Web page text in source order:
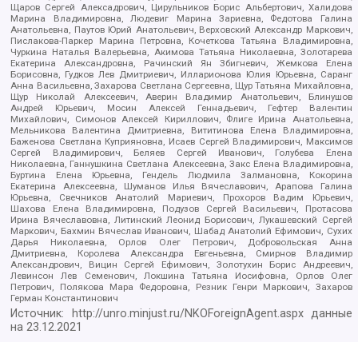
Щаров Сергей Алексадрович, Цирульников Борис Альбертович, Халидова
Марина Владимировна, Людевиг Марина Зариевна, Федотова Галина
Анатольевна, Паутов Юрий Анатольевич, Верховский Александр Маркович,
Пислакова-Паркер Марина Петровна, Кочеткова Татьяна Владимировна,
Чуркина Наталья Валерьевна, Акимова Татьяна Николаевна, Золотарева
Екатерина Александровна, Рачинский Ян Збигневич, Жемкова Елена
Борисовна, Гудков Лев Дмитриевич, Илларионова Юлия Юрьевна, Саранг
Анна Васильевна, Захарова Светлана Сергеевна, Щур Татьяна Михайловна,
Щур Николай Алексеевич, Аверин Владимир Анатольевич, Блинушов
Андрей Юрьевич, Мосин Алексей Геннадьевич, Гефтер Валентин
Михайлович, Симонов Алексей Кириллович, Флиге Ирина Анатольевна,
Мельникова Валентина Дмитриевна, Вититинова Елена Владимировна,
Баженова Светлана Куприяновна, Исаев Сергей Владимирович, Максимов
Сергей Владимирович, Беляев Сергей Иванович, Голубева Елена
Николаевна, Ганнушкина Светлана Алексеевна, Закс Елена Владимировна,
Буртина Елена Юрьевна, Гендель Людмила Залмановна, Кокорина
Екатерина Алексеевна, Шуманов Илья Вячеславович, Арапова Галина
Юрьевна, Свечников Анатолий Мариевич, Прохоров Вадим Юрьевич,
Шахова Елена Владимировна, Подузов Сергей Васильевич, Протасова
Ирина Вячеславовна, Литинский Леонид Борисович, Лукашевский Сергей
Маркович, Бахмин Вячеслав Иванович, Шабад Анатолий Ефимович, Сухих
Дарья Николаевна, Орлов Олег Петрович, Добровольская Анна
Дмитриевна, Королева Александра Евгеньевна, Смирнов Владимир
Александрович, Вицин Сергей Ефимович, Золотухин Борис Андреевич,
Левинсон Лев Семенович, Локшина Татьяна Иосифовна, Орлов Олег
Петрович, Полякова Мара Федоровна, Резник Генри Маркович, Захаров
Герман Константинович
Источник: http://unro.minjust.ru/NKOForeignAgent.aspxданные
на23.12.2021